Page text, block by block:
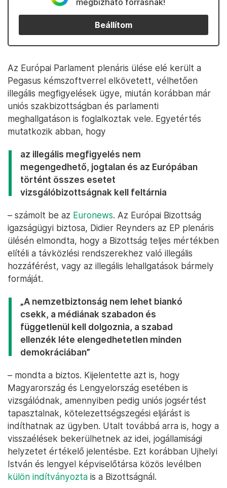
megbízható forrásnak!
Beállítom
Az Európai Parlament plenáris ülése elé került a
Pegasus kémszoftverrel elkövetett, vélhetően
illegális megfigyelések ügye, miután korábban már
uniós szakbizottságban és parlamenti
meghallgatáson is foglalkoztak vele. Egyetértés
mutatkozik abban, hogy
az illegális megfigyelés nem
megengedhető, jogtalan és az Európában
történt összes esetet
vizsgálóbizottságnak kell feltárnia
– számolt be az Euronews. Az Európai Bizottság
igazságügyi biztosa, Didier Reynders az EP plenáris
ülésén elmondta, hogy a Bizottság teljes mértékben
elítéli a távközlési rendszerekhez való illegális
hozzáférést, vagy az illegális lehallgatások bármely
formáját.
„A nemzetbiztonság nem lehet biankó
csekk, a médiának szabadon és
függetlenül kell dolgoznia, a szabad
ellenzék léte elengedhetetlen minden
demokráciában”
– mondta a biztos. Kijelentette azt is, hogy
Magyarország és Lengyelország esetében is
vizsgálódnak, amennyiben pedig uniós jogsértést
tapasztalnak, kötelezettségszegési eljárást is
indíthatnak az ügyben. Utalt továbbá arra is, hogy a
visszaélések bekerülhetnek az idei, jogállamisági
helyzetet értékelő jelentésbe. Ezt korábban Ujhelyi
István és lengyel képviselőtársa közös levélben
külön indítványozta is a Bizottságnál.